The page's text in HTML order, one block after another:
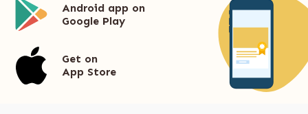
Android app on
Google Play
Get on
App Store